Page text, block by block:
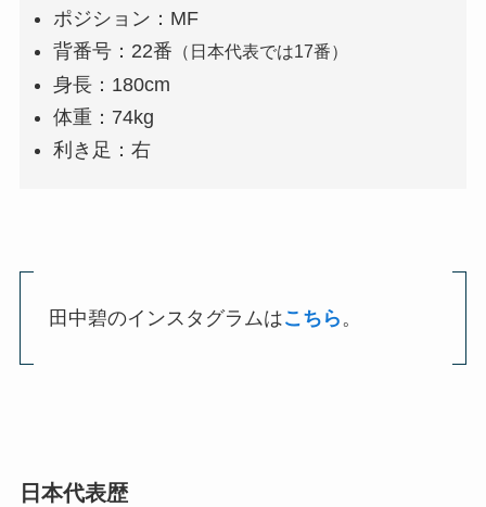
ポジション：MF
背番号：22番 （日本代表では17番）
身長：180cm
体重：74kg
利き足：右
田中碧のインスタグラムはこちら。
日本代表歴